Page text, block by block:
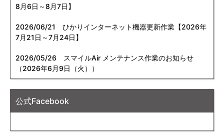
8月6日～8月7日】
2026/06/21
ひかりインターネット機器更新作業【2026年
7月21日～7月24日】
2026/05/26 スマイルAir メンテナンス作業のお知らせ
（2026年6月9日（火））
公式Facebook